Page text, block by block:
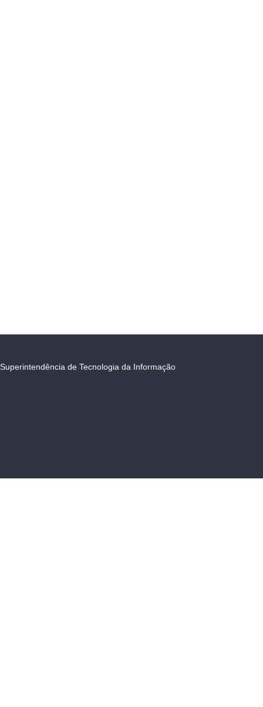
Superintendência de Tecnologia da Informação